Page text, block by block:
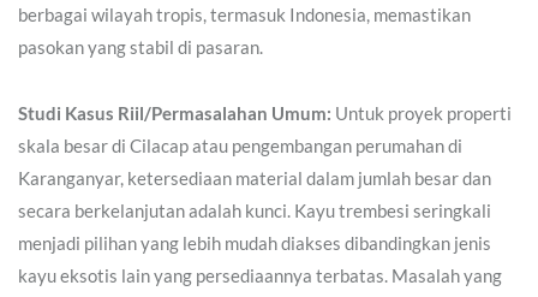
berbagai wilayah tropis, termasuk Indonesia, memastikan
pasokan yang stabil di pasaran.
Studi Kasus Riil/Permasalahan Umum: Untuk proyek properti
skala besar di Cilacap atau pengembangan perumahan di
Karanganyar, ketersediaan material dalam jumlah besar dan
secara berkelanjutan adalah kunci. Kayu trembesi seringkali
menjadi pilihan yang lebih mudah diakses dibandingkan jenis
kayu eksotis lain yang persediaannya terbatas. Masalah yang